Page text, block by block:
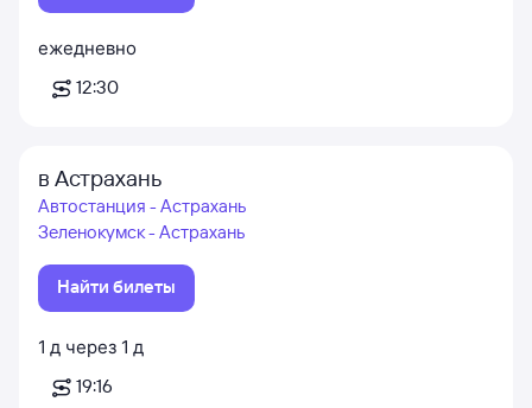
ежедневно
12:30
в Астрахань
Автостанция - Астрахань
Зеленокумск - Астрахань
Найти билеты
1 д через 1 д
19:16